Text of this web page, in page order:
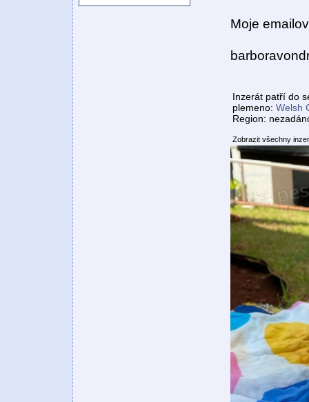
Moje
Inzerát patří do
plemeno: Welsh
Region:
Zobrazit všechny